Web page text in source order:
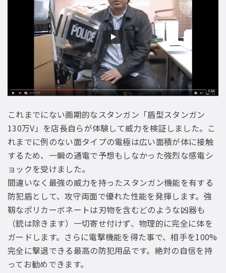
これまでにない画期的なスタンガン「盾型スタンガン
130万V」を店長自らが体験して威力を検証しました。こ
れまでに例のない面タイプの電極は広い面積が体に接触
するため、一瞬の通電で予想もしなかった強烈な感電シ
ョックを受けました。
間違いなく最強の威力を持ったスタンガン機能を有する
防犯盾として、攻守両面で優れた性能を発揮します。強
靱なポリカーボネートは刃物を含むどのような凶器も
（銃は除きます）一切寄せ付けず、物理的に完全に体を
ガードします。さらに電撃機能を得た事で、相手を100%
完全に撃退できる最高の防犯用品です。絶対の自信を持
ってお勧めできます。